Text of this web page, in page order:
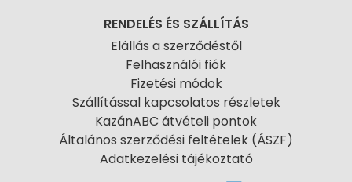
RENDELÉS ÉS SZÁLLÍTÁS
Elállás a szerződéstől
Felhasználói fiók
Fizetési módok
Szállítással kapcsolatos részletek
KazánABC átvételi pontok
Általános szerződési feltételek (ÁSZF)
Adatkezelési tájékoztató